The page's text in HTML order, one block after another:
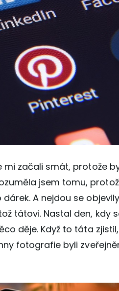
mi začali smát, protože
jsem tomu,
A nejdou se
tátovi. Nastal den, kdy
děje. Když to táta
fotografie byli